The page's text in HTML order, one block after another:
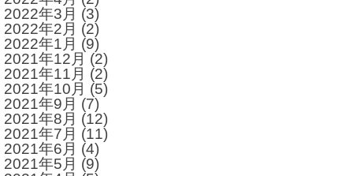
2022年3月 (3)
2022年2月 (2)
2022年1月 (9)
2021年12月 (2)
2021年11月 (2)
2021年10月 (5)
2021年9月 (7)
2021年8月 (12)
2021年7月 (11)
2021年6月 (4)
2021年5月 (9)